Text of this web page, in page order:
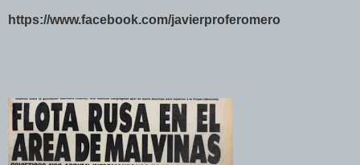
https://www.facebook.com/javierproferomero